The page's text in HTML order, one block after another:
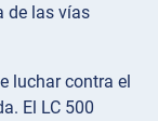
de las vías
luchar contra el
El LC 500